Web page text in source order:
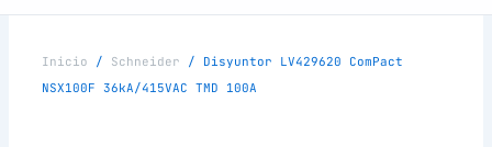
Inicio / Schneider / Disyuntor LV429620 ComPact
NSX100F 36kA/415VAC TMD 100A